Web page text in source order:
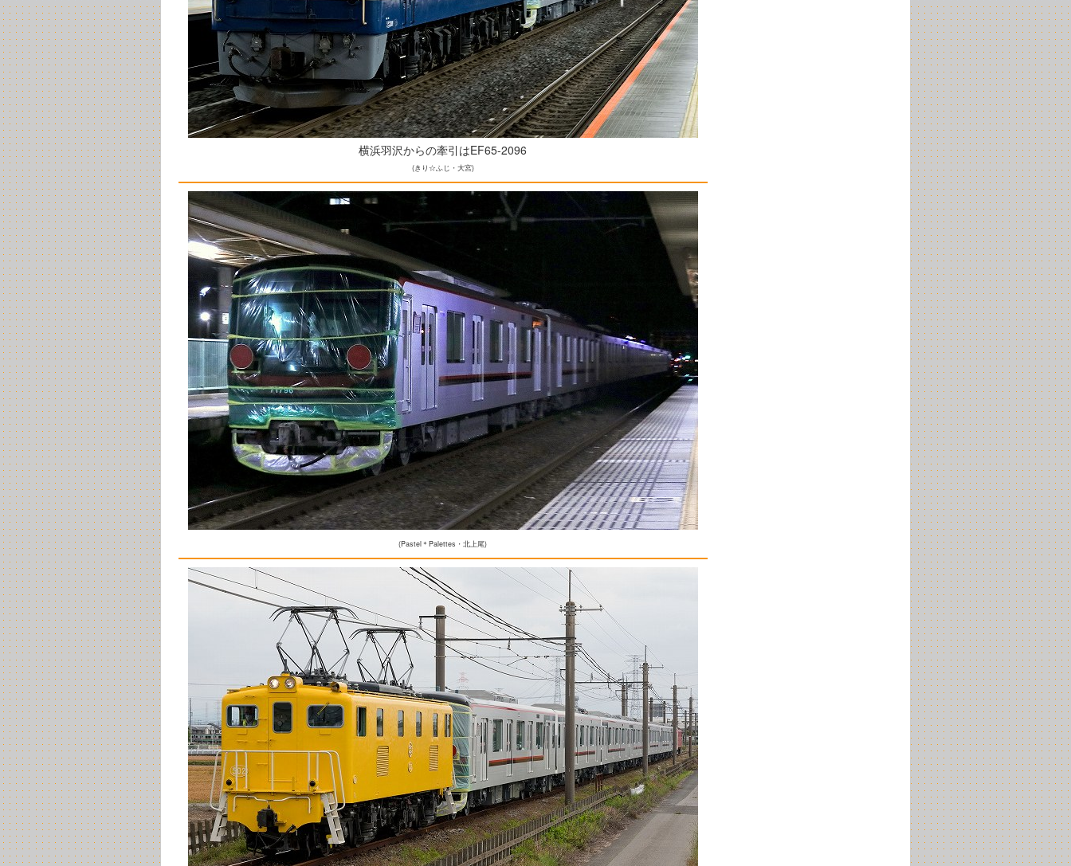
横浜羽沢からの牽引はEF65-2096
(きり☆ふじ・大宮)
(Pastel＊Palettes・北上尾)